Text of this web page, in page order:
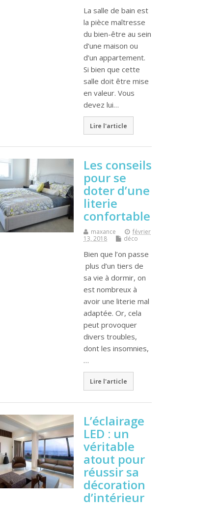
La salle de bain est
la pièce maîtresse
du bien-être au sein
d’une maison ou
d’un appartement.
Si bien que cette
salle doit être mise
en valeur. Vous
devez lui…
Lire l'article
Les conseils
pour se
doter d’une
literie
confortable
maxance
février
13, 2018
déco
Bien que l’on passe
plus d’un tiers de
sa vie à dormir, on
est nombreux à
avoir une literie mal
adaptée. Or, cela
peut provoquer
divers troubles,
dont les insomnies,
…
Lire l'article
L’éclairage
LED : un
véritable
atout pour
réussir sa
décoration
d’intérieur